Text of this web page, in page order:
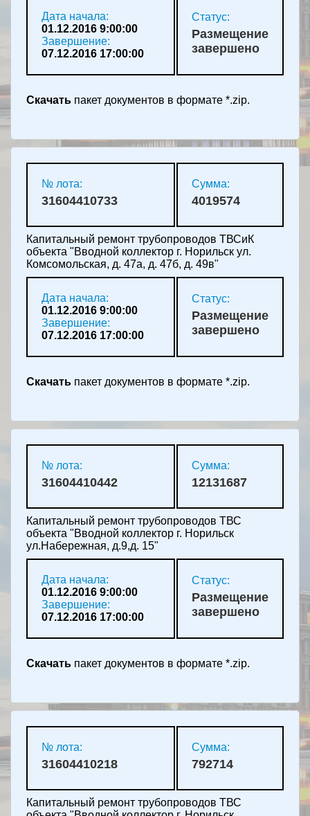
Дата начала:
01.12.2016 9:00:00
Завершение:
07.12.2016 17:00:00
Статус:
Размещение
завершено
Скачать пакет документов в формате *.zip.
№ лота:
31604410733
Сумма:
4019574
Капитальный ремонт трубопроводов ТВСиК
объекта "Вводной коллектор г. Норильск ул.
Комсомольская, д. 47а, д. 47б, д. 49в"
Дата начала:
01.12.2016 9:00:00
Завершение:
07.12.2016 17:00:00
Статус:
Размещение
завершено
Скачать пакет документов в формате *.zip.
№ лота:
31604410442
Сумма:
12131687
Капитальный ремонт трубопроводов ТВС
объекта "Вводной коллектор г. Норильск
ул.Набережная, д.9,д. 15"
Дата начала:
01.12.2016 9:00:00
Завершение:
07.12.2016 17:00:00
Статус:
Размещение
завершено
Скачать пакет документов в формате *.zip.
№ лота:
31604410218
Сумма:
792714
Капитальный ремонт трубопроводов ТВС